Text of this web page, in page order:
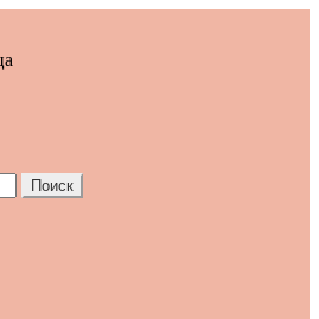
Поиск